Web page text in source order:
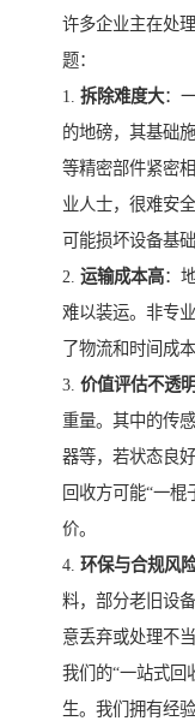
许多企业主在处
题：
1. 拆除难度大：
的地磅，其基础
等精密部件紧密
业人士，很难安
可能损坏设备基
2. 运输成本高：
难以装运。非专
了物流和时间成本
3. 价值评估不透明
重量。其中的传
器等，若状态良
回收方可能“一
价。
4. 环保与合规风
料，部分老旧设
意丢弃或处理不
我们的“一站式回
生。我们拥有经